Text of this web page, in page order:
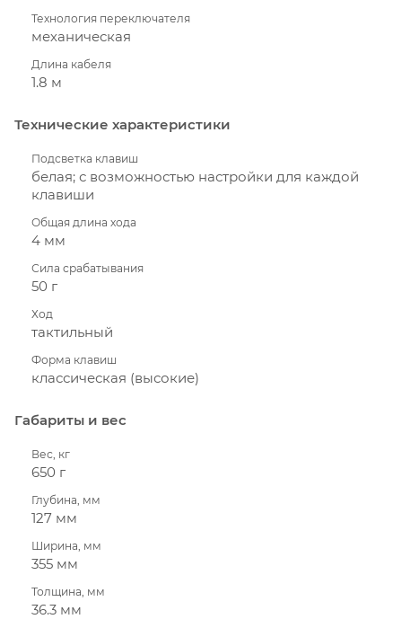
Технология переключателя
механическая
Длина кабеля
1.8 м
Технические характеристики
Подсветка клавиш
белая; с возможностью настройки для каждой
клавиши
Общая длина хода
4 мм
Сила срабатывания
50 г
Ход
тактильный
Форма клавиш
классическая (высокие)
Габариты и вес
Вес, кг
650 г
Глубина, мм
127 мм
Ширина, мм
355 мм
Толщина, мм
36.3 мм